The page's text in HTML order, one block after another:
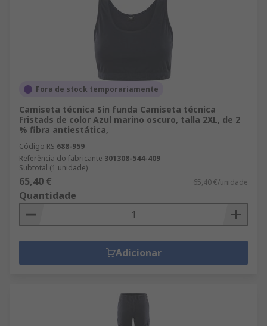
Fora de stock temporariamente
Camiseta técnica Sin funda Camiseta técnica
Fristads de color Azul marino oscuro, talla 2XL, de 2
% fibra antiestática,
Código RS 688-959
Referência do fabricante 301308-544-409
Subtotal (1 unidade)
65,40 € 65,40 €/unidade
Quantidade
Adicionar